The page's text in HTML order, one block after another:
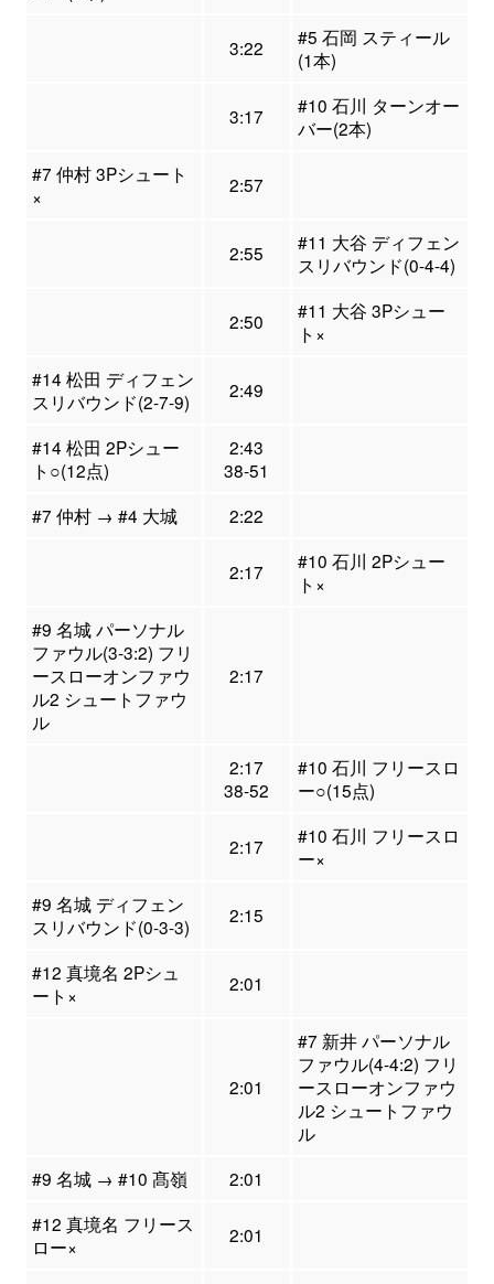
3:22
#5 石岡 スティール
(1本)
3:17
#10 石川 ターンオー
バー(2本)
#7 仲村 3Pシュート
×
2:57
2:55
#11 大谷 ディフェン
スリバウンド(0-4-4)
2:50
#11 大谷 3Pシュー
ト×
#14 松田 ディフェン
スリバウンド(2-7-9)
2:49
#14 松田 2Pシュー
ト○(12点)
2:43
38-51
#7 仲村 → #4 大城
2:22
2:17
#10 石川 2Pシュー
ト×
#9 名城 パーソナル
ファウル(3-3:2) フリ
ースローオンファウ
ル2 シュートファウ
ル
2:17
2:17
38-52
#10 石川 フリースロ
ー○(15点)
2:17
#10 石川 フリースロ
ー×
#9 名城 ディフェン
スリバウンド(0-3-3)
2:15
#12 真境名 2Pシュ
ート×
2:01
2:01
#7 新井 パーソナル
ファウル(4-4:2) フリ
ースローオンファウ
ル2 シュートファウ
ル
#9 名城 → #10 髙嶺
2:01
#12 真境名 フリース
ロー×
2:01